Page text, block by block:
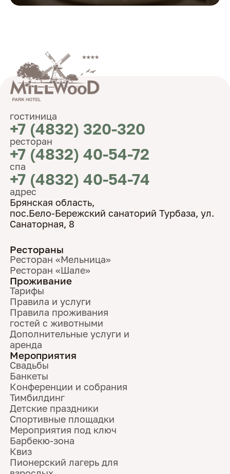
Рестораны
Ресторан «Мельница»
Ресторан «Шале»
Проживание
Тарифы
Правила и услуги
Правила проживания
гостей с животными
Дополнительные услуги и
аренда
Мероприятия
Свадьбы
Банкеты
Конференции и собрания
Тимбилдинг
Детские праздники
Спортивные площадки
Мероприятия под ключ
Барбекю-зона
Квиз
Пионерский лагерь для
гостиница
+7 (4832) 320-320
ресторан
+7 (4832) 40-54-72
спа
+7 (4832) 40-54-74
адрес
Брянская область,
пос.Бело-Бережский санаторий Турбаза, ул.
Санаторная, 8